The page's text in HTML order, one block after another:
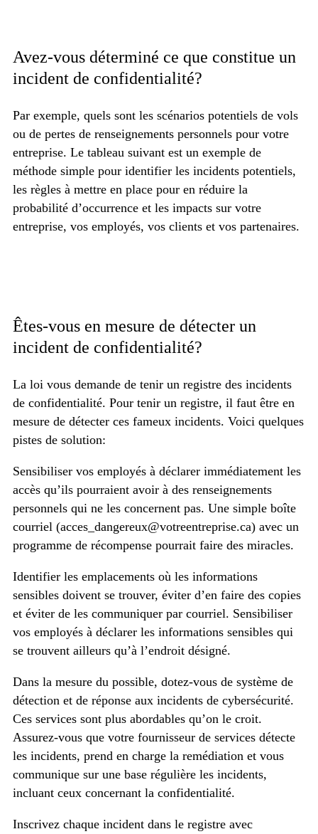
Avez-vous déterminé ce que constitue un
incident de confidentialité?
Par exemple, quels sont les scénarios potentiels de vols
ou de pertes de renseignements personnels pour votre
entreprise. Le tableau suivant est un exemple de
méthode simple pour identifier les incidents potentiels,
les règles à mettre en place pour en réduire la
probabilité d’occurrence et les impacts sur votre
entreprise, vos employés, vos clients et vos partenaires.
Êtes-vous en mesure de détecter un
incident de confidentialité?
La loi vous demande de tenir un registre des incidents
de confidentialité. Pour tenir un registre, il faut être en
mesure de détecter ces fameux incidents. Voici quelques
pistes de solution:
Sensibiliser vos employés à déclarer immédiatement les
accès qu’ils pourraient avoir à des renseignements
personnels qui ne les concernent pas. Une simple boîte
courriel (acces_dangereux@votreentreprise.ca) avec un
programme de récompense pourrait faire des miracles.
Identifier les emplacements où les informations
sensibles doivent se trouver, éviter d’en faire des copies
et éviter de les communiquer par courriel. Sensibiliser
vos employés à déclarer les informations sensibles qui
se trouvent ailleurs qu’à l’endroit désigné.
Dans la mesure du possible, dotez-vous de système de
détection et de réponse aux incidents de cybersécurité.
Ces services sont plus abordables qu’on le croit.
Assurez-vous que votre fournisseur de services détecte
les incidents, prend en charge la remédiation et vous
communique sur une base régulière les incidents,
incluant ceux concernant la confidentialité.
Inscrivez chaque incident dans le registre avec